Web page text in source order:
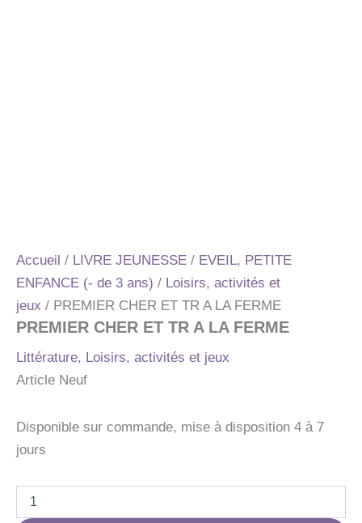
Accueil / LIVRE JEUNESSE / EVEIL, PETITE
ENFANCE (- de 3 ans) / Loisirs, activités et
jeux / PREMIER CHER ET TR A LA FERME
PREMIER CHER ET TR A LA FERME
Littérature, Loisirs, activités et jeux
Article Neuf
Disponible sur commande, mise à disposition 4 à 7
jours